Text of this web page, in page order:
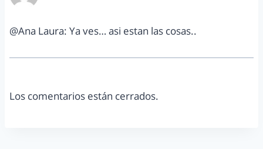
@Ana Laura: Ya ves… asi estan las cosas..
Los comentarios están cerrados.